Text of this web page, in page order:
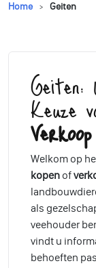
Home Geiten
Geiten:
Keuze
Verkoop
Welkom op
kopen of
als
veehouder
vindt u
behoeften